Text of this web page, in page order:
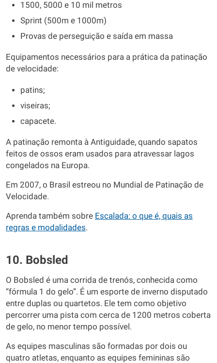
1500, 5000 e 10 mil metros
Sprint (500m e 1000m)
Provas de perseguição e saída em massa
Equipamentos necessários para a prática da patinação
de velocidade:
patins;
viseiras;
capacete.
A patinação remonta à Antiguidade, quando sapatos
feitos de ossos eram usados para atravessar lagos
congelados na Europa.
Em 2007, o Brasil estreou no Mundial de Patinação de
Velocidade.
Aprenda também sobre Escalada: o que é, quais as
regras e modalidades.
10. Bobsled
O Bobsled é uma corrida de trenós, conhecida como
“fórmula 1 do gelo”. É um esporte de inverno disputado
entre duplas ou quartetos. Ele tem como objetivo
percorrer uma pista com cerca de 1200 metros coberta
de gelo, no menor tempo possível.
As equipes masculinas são formadas por dois ou
quatro atletas, enquanto as equipes femininas são